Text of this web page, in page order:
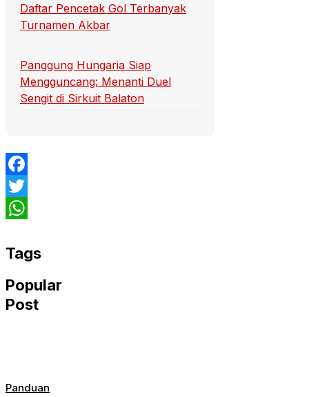
Daftar Pencetak Gol Terbanyak
Turnamen Akbar
Panggung Hungaria Siap
Mengguncang: Menanti Duel
Sengit di Sirkuit Balaton
Facebook
Twitter
Tags
Popular
Post
Panduan